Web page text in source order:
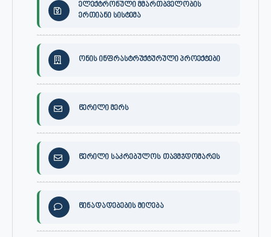
ელექტრონული მმართბველობის
ერთიანი სისტემა
ონის ინფრასტრუქტურული პროექტები
წერილი მერს
წერილი საკრებულოს თავმჯდომარეს
წინადადებების მიღება